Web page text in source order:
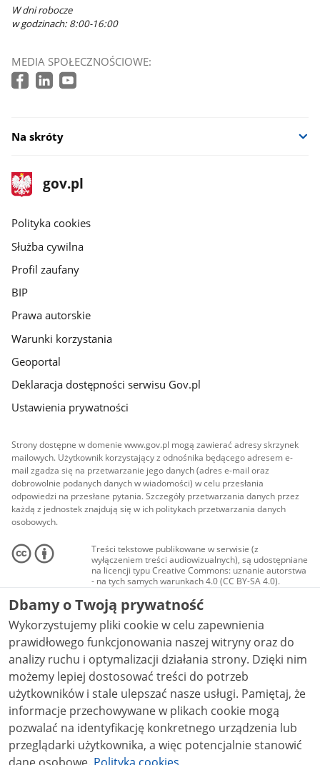
W dni robocze
w godzinach: 8:00-16:00
MEDIA SPOŁECZNOŚCIOWE:
Na skróty
stopka
gov.pl
Strona
gov.pl
gov.pl
Polityka cookies
Służba cywilna
Profil zaufany
BIP
Prawa autorskie
Warunki korzystania
Geoportal
Deklaracja dostępności serwisu Gov.pl
Ustawienia prywatności
Strony dostępne w domenie www.gov.pl mogą zawierać adresy skrzynek
mailowych. Użytkownik korzystający z odnośnika będącego adresem e-
mail zgadza się na przetwarzanie jego danych (adres e-mail oraz
dobrowolnie podanych danych w wiadomości) w celu przesłania
odpowiedzi na przesłane pytania. Szczegóły przetwarzania danych przez
każdą z jednostek znajdują się w ich politykach przetwarzania danych
osobowych.
Treści tekstowe publikowane w serwisie (z
wyłączeniem treści audiowizualnych), są udostępniane
na licencji typu Creative Commons: uznanie autorstwa
- na tych samych warunkach 4.0 (CC BY-SA 4.0).
Materiały audiowizualne, w tym zdjęcia, materiały
audio i wideo, są udostępniane na licencji typu
Creative Commons: uznanie autorstwa użycie
niekomercyjne - bez utworów zależnych 4.0 (CC BY-
NC-ND 4.0), o ile nie jest to stwierdzone inaczej.
Dbamy o Twoją prywatność
Wykorzystujemy pliki cookie w celu zapewnienia
prawidłowego funkcjonowania naszej witryny oraz do
analizy ruchu i optymalizacji działania strony. Dzięki nim
możemy lepiej dostosować treści do potrzeb
użytkowników i stale ulepszać nasze usługi. Pamiętaj, że
informacje przechowywane w plikach cookie mogą
pozwalać na identyfikację konkretnego urządzenia lub
przeglądarki użytkownika, a więc potencjalnie stanowić